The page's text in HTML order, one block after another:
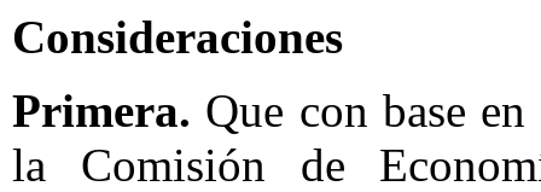
Consideraciones
Primera. Que con base
la Comisión de